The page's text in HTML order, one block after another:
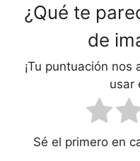
¿Qué te
de
¡Tu puntuación
usar
Sé el primero en